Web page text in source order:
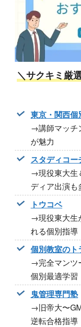
＼サクキミ厳
東京・関西個
→講師マッチ
が魅力
スタディコー
→現役東大生
ディア出演も
トウコベ
→現役東大生
れる個別指導
個別教室のト
→完全マンツ
個別最適学習
鬼管理専門塾
→旧帝大〜
逆転合格指導